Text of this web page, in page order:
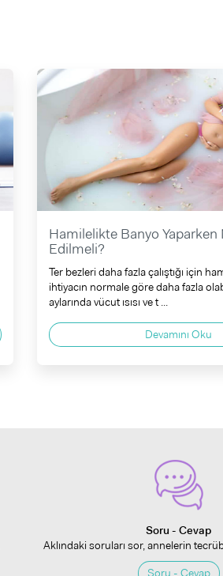
Hamilelikte Banyo
Edilmeli?
Ter bezleri daha fazla çalıştığı için
ihtiyacın normale göre daha fazla
aylarında vücut ısısı ve t ...
Devamını Oku
Soru - Cevap
Aklındaki soruları sor, annelerin
Soru - Cevap